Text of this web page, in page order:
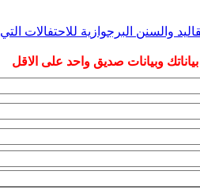
وبيانات صديق واحد على الاقل